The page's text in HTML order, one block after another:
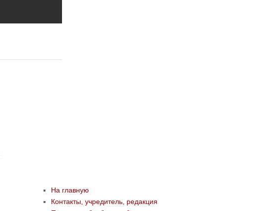
На главную
Контакты, учредитель, редакция